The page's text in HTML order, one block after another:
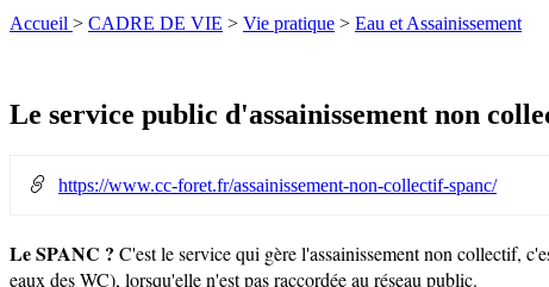
Accueil > CADRE DE VIE > Vie pratique > Eau et Assainissement
Le service public d'assainissement non
https://www.cc-foret.fr/assainissement-non-collectif-spanc/
Le SPANC ? C'est le service qui gère l'assainissement non collectif,
eaux des WC), lorsqu'elle n'est pas raccordée au réseau public.